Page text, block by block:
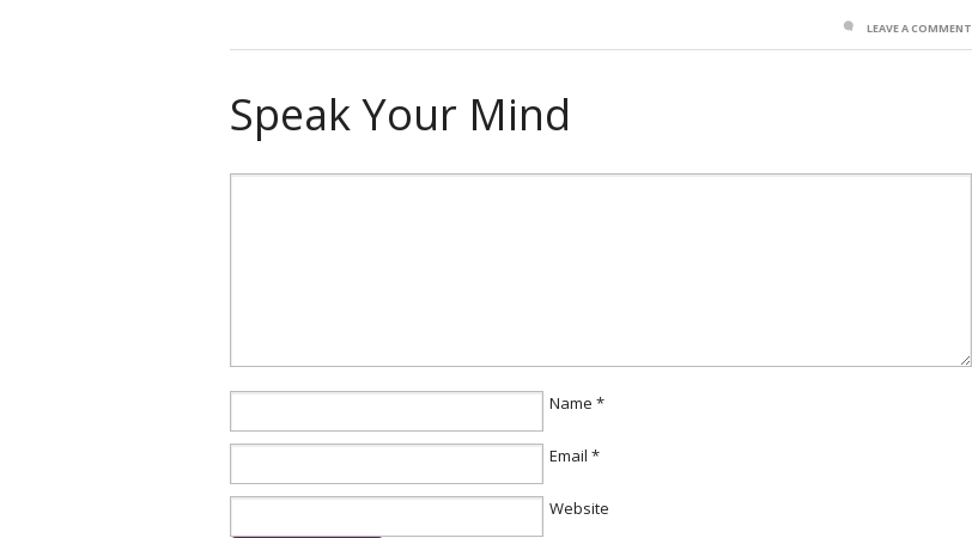
LEAVE A COMMENT
Speak Your Mind
Name *
Email *
Website